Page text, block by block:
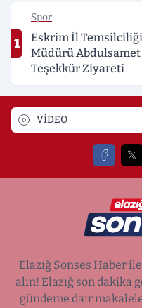
1
Spor
Eskrim İl
Müdürü Abdulsamet
Teşekkür Ziyareti
VİDEO
Elazığ Sonses Haber
alın! Elazığ son dakika
gündeme dair